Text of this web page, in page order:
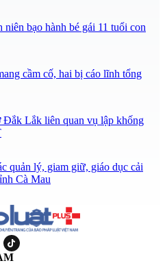
bạo hành bé gái 11 tuổi con
cầm cố, hai bị cáo lĩnh tổng
Đắk Lắk liên quan vụ lập khống
quản lý, giam giữ, giáo dục cải
Cà Mau